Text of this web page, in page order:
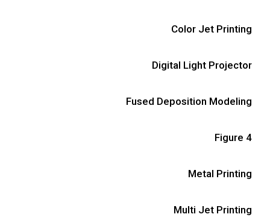
Color Jet Printing
Digital Light Projector
Fused Deposition Modeling
Figure 4
Metal Printing
Multi Jet Printing